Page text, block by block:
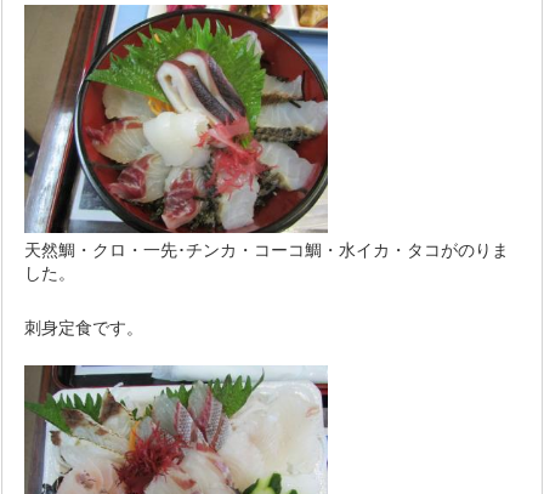
天然鯛・クロ・一先･チンカ・コーコ鯛・水イカ・タコがのりま
した。
刺身定食です。